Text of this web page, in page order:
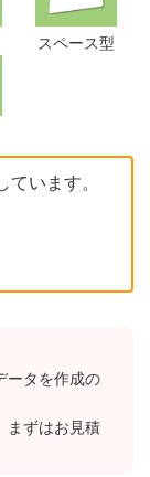
スペース型
います。
ータを作成の
まずはお見積